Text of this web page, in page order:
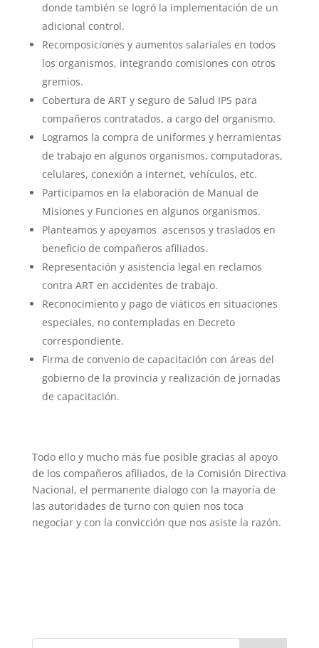
donde también se logró la implementación de un
adicional control.
Recomposiciones y aumentos salariales en todos
los organismos, integrando comisiones con otros
gremios.
Cobertura de ART y seguro de Salud IPS para
compañeros contratados, a cargo del organismo.
Logramos la compra de uniformes y herramientas
de trabajo en algunos organismos, computadoras,
celulares, conexión a internet, vehículos, etc.
Participamos en la elaboración de Manual de
Misiones y Funciones en algunos organismos.
Planteamos y apoyamos ascensos y traslados en
beneficio de compañeros afiliados.
Representación y asistencia legal en reclamos
contra ART en accidentes de trabajo.
Reconocimiento y pago de viáticos en situaciones
especiales, no contempladas en Decreto
correspondiente.
Firma de convenio de capacitación con áreas del
gobierno de la provincia y realización de jornadas
de capacitación.
Todo ello y mucho más fue posible gracias al apoyo
de los compañeros afiliados, de la Comisión Directiva
Nacional, el permanente dialogo con la mayoría de
las autoridades de turno con quien nos toca
negociar y con la convicción que nos asiste la razón.